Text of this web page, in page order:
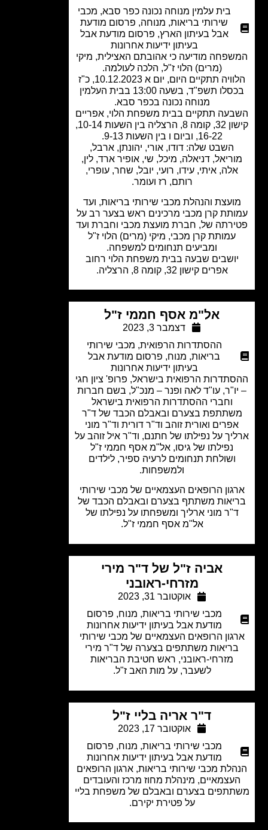
בית עלמין מנוחה נכונה כפר סבא,מכבי
שירותי בריאות ,מנוחה, פרסום מודעת
אבל בעיתון הארץ,פרסום מודעת אבל
בעיתון ידיעות אחרונות
מודיעה כי אהובתם האצילית, מיקי
(מרים) הלוי ז"ל, הלכה לעולמה.
הלוויה תתקיים היום, יום א 10.12.2023, כ"ז
בכסלו תשפ"ד, בשעה 13:00 בבית העלמין
מנוחה נכונה בכפר סבא.
תתקיים בבית משפחת הלוי, אפריים
קישון 32, קומה 8, הרצליה בין השעות 10-14,
השבט שלה: דודו, אורי, יהונתן, ארבל,
דניאלה, מיכל, שי, אופיר ארד, לין,
איתי, עידו, רועי, יובל, שחר, עופרי,
רותם, רז ועומר.
והנהלת מכבי שירותי בריאות, ועד
קרן מכבי מרכינים ראש בצער רב על
של, חברת מועצת מכבי וחברת ועד
עמותת קרן מכבי, מיקי (מרים) הלוי ז"ל
ומביעים תנחומים למשפחה.
שבעה בבית משפחת הלוי רחוב
אפרים קישון 32, קומה 8, הרצליה.
אל"מ אסף חממי ז"ל
דצמבר 3, 2023
ההסתדרות הרפואית,מכבי שירותי
בריאות
,מנוח,פרסום מודעת אבל
בעיתון ידיעות אחרונות
הרפואית בישראל, פרופ' ציון חגי
עו"ד לאה ופנר – מנכ"ל, בשם חברות
וחברי ההסתדרות הרפואית בישראל
בצערם ובאבלם הכבד של ד"ר
ואורית זוהב וד"ר דורית וד"ר מוני
על נפילתו של חתנם, וד"ר איל זוהב על
נפילתו של גיסו, אל"מ אסף חממי ז"ל
ושולחת תנחומים לרעיה ספיר, לילדים
ולמשפחות.
הרופאים העצמאיים של מכבי שירותי
משתתף בצערם ובאבלם הכבד של
מוני ארליך ומשפחתו על נפילתו של
אל"מ אסף חממי ז"ל.
אביה ז"ל של ד"ר מירי
מזרחי-ראובני
אוקטובר 31, 2023
מכבי שירותי בריאות ,מנוח,פרסום
מודעת אבל בעיתון ידיעות אחרונות
הרופאים העצמאיים של מכבי שירותי
משתתפים בצערה של ד"ר מירי
מזרחי-ראובני, ראש חטיבת הבריאות
לשעבר, על מות האב ז"ל.
ד"ר אריה בליי ז"ל
אוקטובר 17, 2023
מכבי שירותי בריאות ,מנוח,פרסום
מודעת אבל בעיתון ידיעות אחרונות
מכבי שירותי בריאות, ארגון הרופאים
מינהלת מחוז מרכז והעובדים
בצערם ובאבלם של משפחת בליי
על פטירת יקירם.